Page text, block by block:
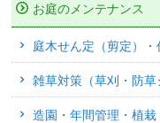
お庭のメンテナンス
庭木せん定（剪定）・
雑草対策（草刈・防草
造園・年間管理・植栽